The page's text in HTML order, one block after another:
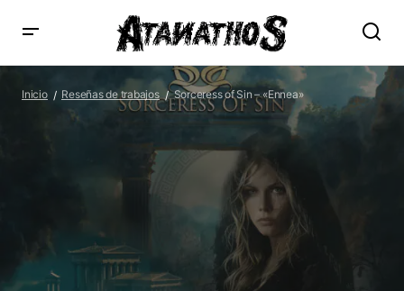
Sorceress of Sin – «Ennea»
Inicio Reseñas de trabajos Sorceress of Sin – «Ennea»